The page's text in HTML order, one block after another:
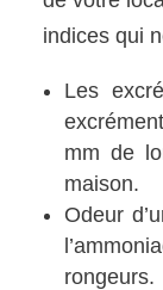
indices qui
Les
mm de
maison.
Odeur
rongeurs.